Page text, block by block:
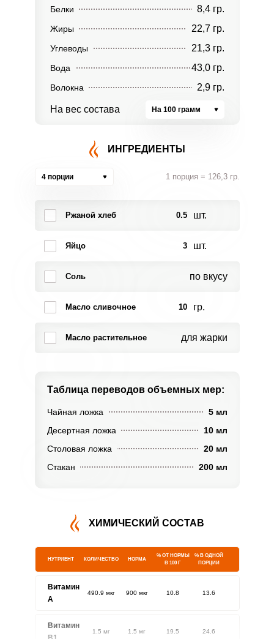
Белки 8,4 гр.
Жиры 22,7 гр.
Углеводы 21,3 гр.
Вода 43,0 гр.
Волокна 2,9 гр.
На вес состава На 100 грамм
ИНГРЕДИЕНТЫ
4 порции 1 порция = 126,3 гр.
Ржаной хлеб 0.5 шт.
Яйцо 3 шт.
Соль по вкусу
Масло сливочное 10 гр.
Масло растительное для жарки
Таблица переводов объемных мер:
Чайная ложка
5 мл
Десертная ложка
10 мл
Столовая ложка
20 мл
Стакан
200 мл
ХИМИЧЕСКИЙ СОСТАВ
НУТРИЕНТ КОЛИЧЕСТВО НОРМА
% ОТ НОРМЫ
В 100 Г
% В ОДНОЙ
ПОРЦИИ
Витамин
A
490.9 мкг 900 мкг 10.8 13.6
Витамин
1.5 мг 1.5 мг 19.5 24.6